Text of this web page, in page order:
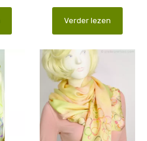
Verder lezen